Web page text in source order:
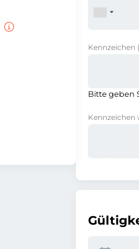
Kennzeichen
Bitte geben
Kennzeichen